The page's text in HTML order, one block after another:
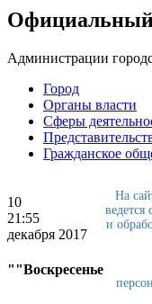
Официальный
Администрации
Город
Органы власти
Сферы
Гражданское
10
21:55
декабря 2017
""Воскресенье
На
ведется
и